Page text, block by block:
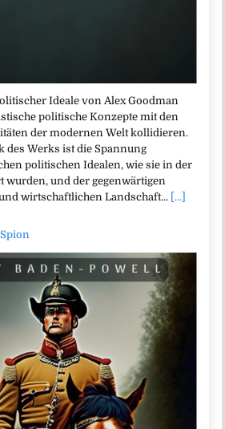
Ideale von Alex Goodman
politische Konzepte mit den
der modernen Welt kollidieren.
des Werks ist die Spannung
politischen Idealen, wie sie in der
wurden, und der gegenwärtigen
wirtschaftlichen Landschaft… [...]